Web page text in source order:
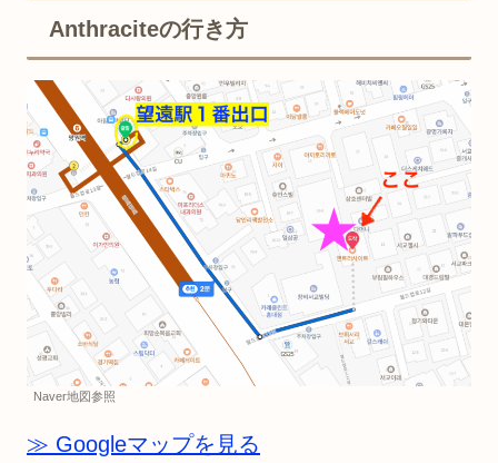
Anthraciteの行き方
Naver地図参照
≫ Googleマップを見る